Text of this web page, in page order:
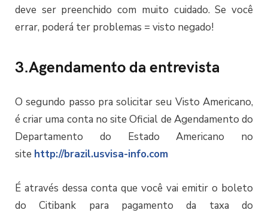
deve ser preenchido com muito cuidado. Se você
errar, poderá ter problemas = visto negado!
3.Agendamento da entrevista
O segundo passo pra solicitar seu Visto Americano,
é criar uma conta no site Oficial de Agendamento do
Departamento do Estado Americano no
site http://brazil.usvisa-info.com
É através dessa conta que você vai emitir o boleto
do Citibank para pagamento da taxa do